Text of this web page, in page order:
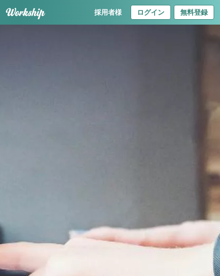
採用者様 ログイン 無料登録